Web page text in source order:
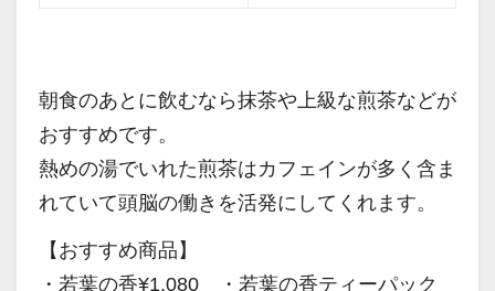
朝食のあとに飲むなら抹茶や上級な煎茶などが
おすすめです。
熱めの湯でいれた煎茶はカフェインが多く含ま
れていて頭脳の働きを活発にしてくれます。
【おすすめ商品】
・若葉の香¥1,080 ・若葉の香ティーパック